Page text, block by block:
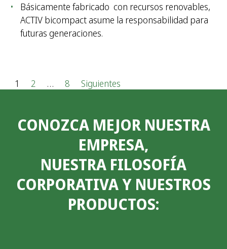
Básicamente fabricado con recursos renovables,
ACTIV bicompact asume la responsabilidad para
futuras generaciones.
P
1 2 … 8 Siguientes
CONOZCA MEJOR NUESTRA
EMPRESA,
NUESTRA FILOSOFÍA
CORPORATIVA Y NUESTROS
PRODUCTOS: